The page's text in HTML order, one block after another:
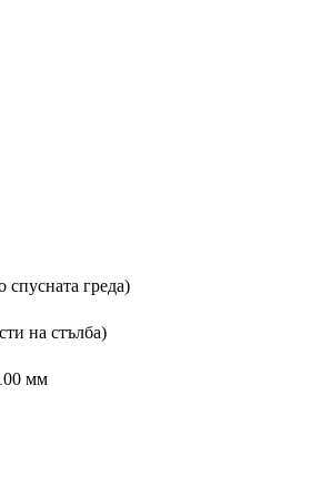
спусната греда)
на стълба)
мм